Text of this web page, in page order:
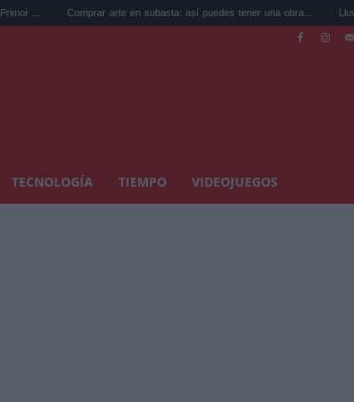
Comprar arte en subasta: así puedes tener una obra... Lluvias AEMET
TECNOLOGÍA TIEMPO VIDEOJUEGOS